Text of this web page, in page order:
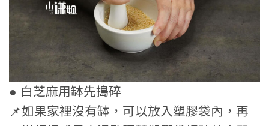
● 白芝麻用缽先搗碎
📌如果家裡沒有缽，可以放入塑膠袋內，再